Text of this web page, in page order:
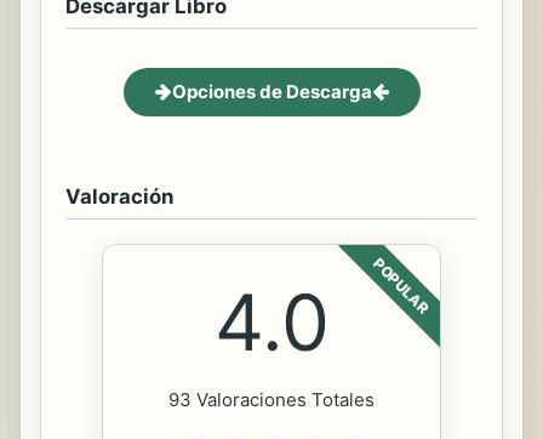
Descargar Libro
Opciones de Descarga
Valoración
POPULAR
4.0
93 Valoraciones Totales